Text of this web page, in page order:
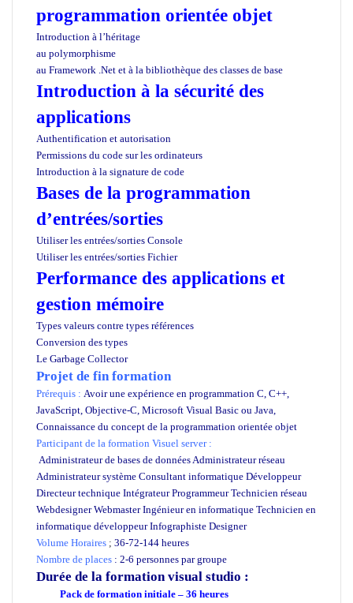
programmation orientée objet
Introduction à l’héritage
au polymorphisme
au Framework .Net et à la bibliothèque des classes de base
Introduction à la sécurité des
applications
Authentification et autorisation
Permissions du code sur les ordinateurs
Introduction à la signature de code
Bases de la programmation
d’entrées/sorties
Utiliser les entrées/sorties Console
Utiliser les entrées/sorties Fichier
Performance des applications et
gestion mémoire
Types valeurs contre types références
Conversion des types
Le Garbage Collector
Projet de fin formation
Prérequis : Avoir une expérience en programmation C, C++,
JavaScript, Objective-C, Microsoft Visual Basic ou Java,
Connaissance du concept de la programmation orientée objet
Participant de la formation Visuel server :
Administrateur de bases de données Administrateur réseau
Administrateur système Consultant informatique Développeur
Directeur technique Intégrateur Programmeur Technicien réseau
Webdesigner Webmaster Ingénieur en informatique Technicien en
informatique développeur Infographiste Designer
Volume Horaires ; 36-72-144 heures
Nombre de places : 2-6 personnes par groupe
Durée de la formationvisual studio :
Pack de formation initiale – 36 heures